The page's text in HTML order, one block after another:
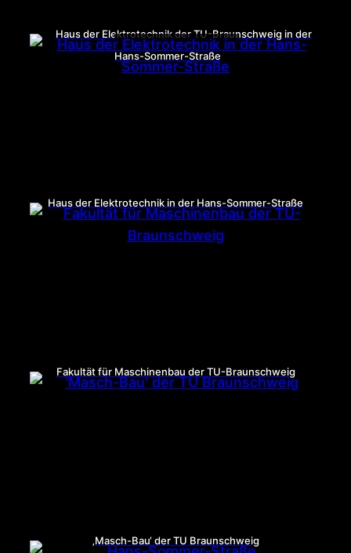
Haus der Elektrotechnik der TU-Braunschweig in der
Hans-Sommer-Straße
Haus der Elektrotechnik in der Hans-Sommer-Straße
Fakultät für Maschinenbau der TU-Braunschweig
‚Masch-Bau‘ der TU Braunschweig